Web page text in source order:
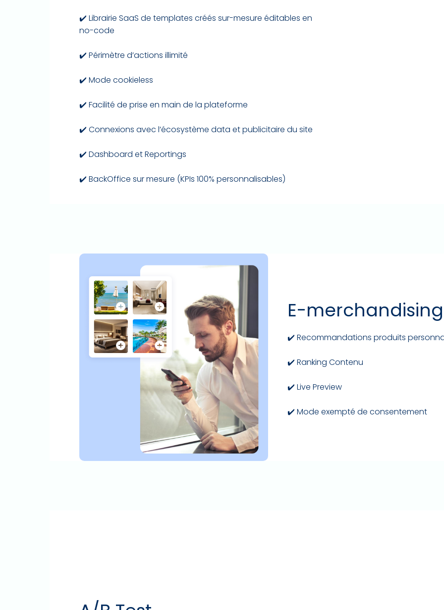
✔️ Librairie SaaS de templates créés sur-mesure éditables en
no-code
✔️ Périmètre d’actions illimité
✔️ Mode cookieless
✔️ Facilité de prise en main de la plateforme
✔️ Connexions avec l’écosystème data et publicitaire du site
✔️ Dashboard et Reportings
✔️ BackOffice sur mesure (KPIs 100% personnalisables)
E-merchandising
✔️ Recommandations produits
✔️ Ranking Contenu
✔️ Live Preview
✔️ Mode exempté de consentement